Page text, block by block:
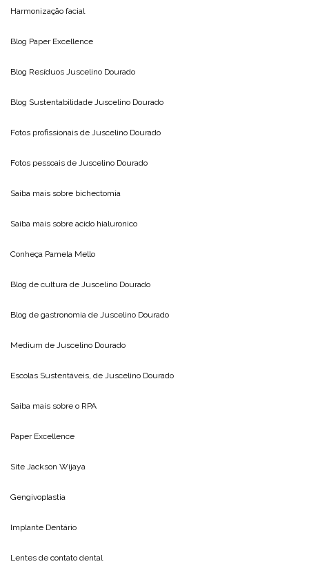
Harmonização facial
Blog Paper Excellence
Blog Resíduos Juscelino Dourado
Blog Sustentabilidade Juscelino Dourado
Fotos profissionais de Juscelino Dourado
Fotos pessoais de Juscelino Dourado
Saiba mais sobre bichectomia
Saiba mais sobre acido hialuronico
Conheça Pamela Mello
Blog de cultura de Juscelino Dourado
Blog de gastronomia de Juscelino Dourado
Medium de Juscelino Dourado
Escolas Sustentáveis, de Juscelino Dourado
Saiba mais sobre o RPA
Paper Excellence
Site Jackson Wijaya
Gengivoplastia
Implante Dentário
Lentes de contato dental